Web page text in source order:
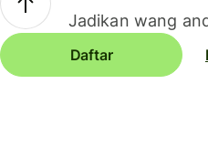
Jadikan wang
Daftar